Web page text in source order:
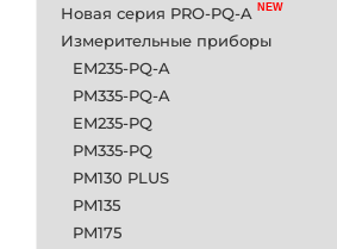
Новая серия PRO-PQ-A
Измерительные приборы
EM235-PQ-A
PM335-PQ-A
EM235-PQ
PM335-PQ
PM130 PLUS
PM135
PM175